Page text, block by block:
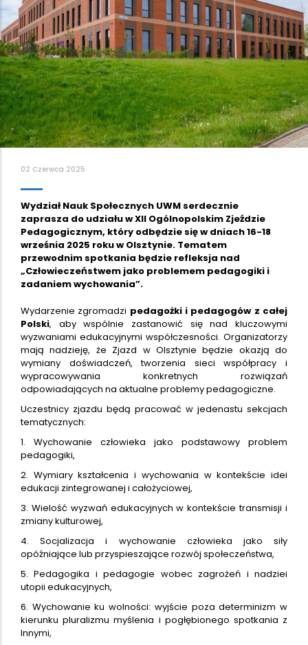
02 Czerwca 2025
Wydział Nauk Społecznych UWM serdecznie
zaprasza do udziału w XII Ogólnopolskim Zjeździe
Pedagogicznym, który odbędzie się w dniach 16-18
września 2025 roku w Olsztynie. Tematem
przewodnim spotkania będzie refleksja nad
„Człowieczeństwem jako problemem pedagogiki i
zadaniem wychowania”.
Wydarzenie zgromadzi pedagożki i pedagogów z całej
Polski, aby wspólnie zastanowić się nad kluczowymi
wyzwaniami edukacyjnymi współczesności. Organizatorzy
mają nadzieję, że Zjazd w Olsztynie będzie okazją do
wymiany doświadczeń, tworzenia sieci współpracy i
wypracowywania konkretnych rozwiązań
odpowiadających na aktualne problemy pedagogiczne.
Uczestnicy zjazdu będą pracować w jedenastu sekcjach
tematycznych:
1. Wychowanie człowieka jako podstawowy problem
pedagogiki,
2. Wymiary kształcenia i wychowania w kontekście idei
edukacji zintegrowanej i całożyciowej,
3. Wielość wyzwań edukacyjnych w kontekście transmisji i
zmiany kulturowej,
4. Socjalizacja i wychowanie człowieka jako siły
opóźniające lub przyspieszające rozwój społeczeństwa,
5. Pedagogika i pedagogie wobec zagrożeń i nadziei
utopii edukacyjnych,
6. Wychowanie ku wolności: wyjście poza determinizm w
kierunku pluralizmu myślenia i pogłębionego spotkania z
Innymi,